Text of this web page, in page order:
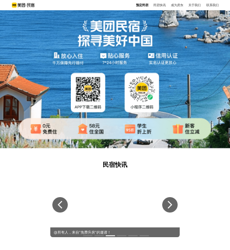
预定民宿 民宿快讯 成为房东 关于我们 联系我们
民宿快讯
@所有人，来自“免费升房”的邀请！